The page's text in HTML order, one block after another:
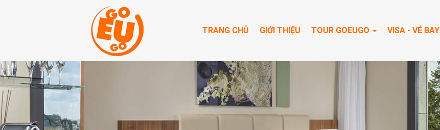
TRANG CHỦ GIỚI THIỆU TOUR GOEUGO VISA - VÉ BAY